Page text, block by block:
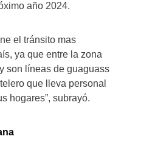
año 2024.
el tránsito mas
ya que entre la zona
son líneas de guaguass
que lleva personal
hogares”, subrayó.